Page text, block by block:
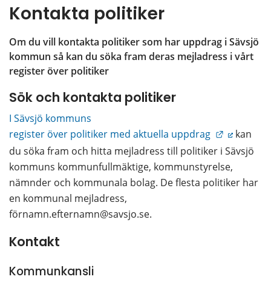
Kontakta politiker
Om du vill kontakta politiker som har uppdrag i Sävsjö
kommun så kan du söka fram deras mejladress i vårt
register över politiker
Sök och kontakta politiker
I Sävsjö kommuns
register över politiker med aktuella uppdrag
Länk till
kan
du söka fram och hitta mejladress till politiker i Sävsjö
kommuns kommunfullmäktige, kommunstyrelse,
nämnder och kommunala bolag. De flesta politiker har
en kommunal mejladress,
förnamn.efternamn@savsjo.se.
Kontakt
Kommunkansli